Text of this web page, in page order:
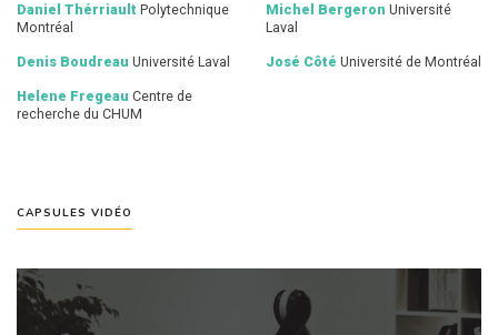
Daniel Thérriault Polytechnique
Montréal
Michel Bergeron Université
Laval
Denis Boudreau Université Laval José Côté Université de Montréal
Helene Fregeau Centre de
recherche du CHUM
CAPSULES VIDÉO